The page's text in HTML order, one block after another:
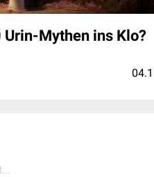
Urin-Mythen ins Klo?